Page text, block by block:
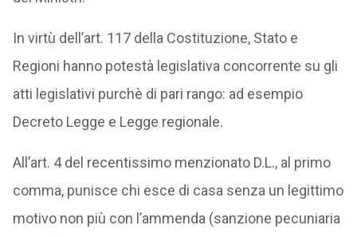
In virtù dell’art. 117 della Costituzione, Stato e
Regioni hanno potestà legislativa concorrente su gli
atti legislativi purchè di pari rango: ad esempio
Decreto Legge e Legge regionale.
All’art. 4 del recentissimo menzionato D.L., al primo
comma, punisce chi esce di casa senza un legittimo
motivo non più con l’ammenda (sanzione pecuniaria